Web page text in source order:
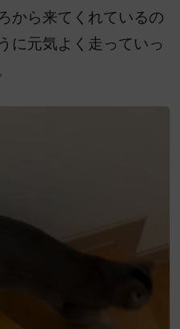
から来てくれているの
に元気よく走っていっ